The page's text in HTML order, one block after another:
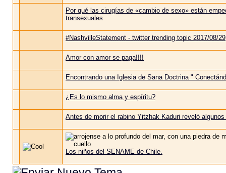
Por qué las cirugías de «cambio de sexo» están
transexuales
#NashvilleStatement - twitter trending topic 2017/08/29
Amor con amor se paga!!!!
Encontrando una Iglesia de Sana Doctrina "
¿Es lo mismo alma y espíritu?
Antes de morir el rabino Yitzhak Kaduri reveló
Los niños del SENAME de Chile.